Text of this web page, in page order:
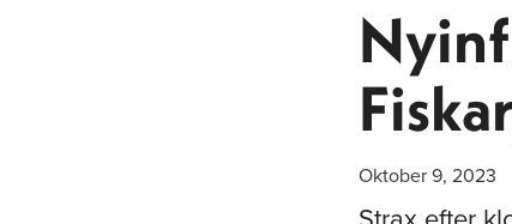
Oktober 9, 2023